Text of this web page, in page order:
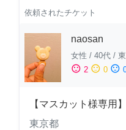
依頼されたチケット
naosan
女性 / 40代 /
sentiment_satisfied 2 sentiment_neutral 0 sentiment_dissatisfied
【マスカット様専用
東京都